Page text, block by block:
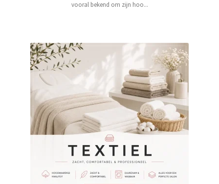
vooral bekend om zijn hoo...